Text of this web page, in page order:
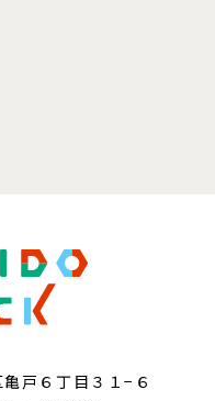
戸６丁目３１−６